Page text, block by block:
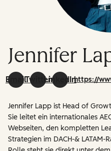
Jennifer
EmailTwitterLinkedInhttps://
Jennifer Lapp ist Head of
Sie leitet ein internationales
Webseiten, den kompletten
Strategien im DACH-&